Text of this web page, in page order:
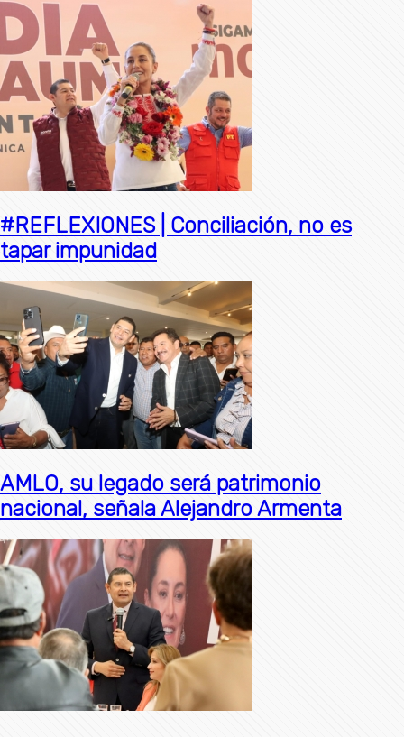
#REFLEXIONES | Conciliación, no es
tapar impunidad
AMLO, su legado será patrimonio
nacional, señala Alejandro Armenta